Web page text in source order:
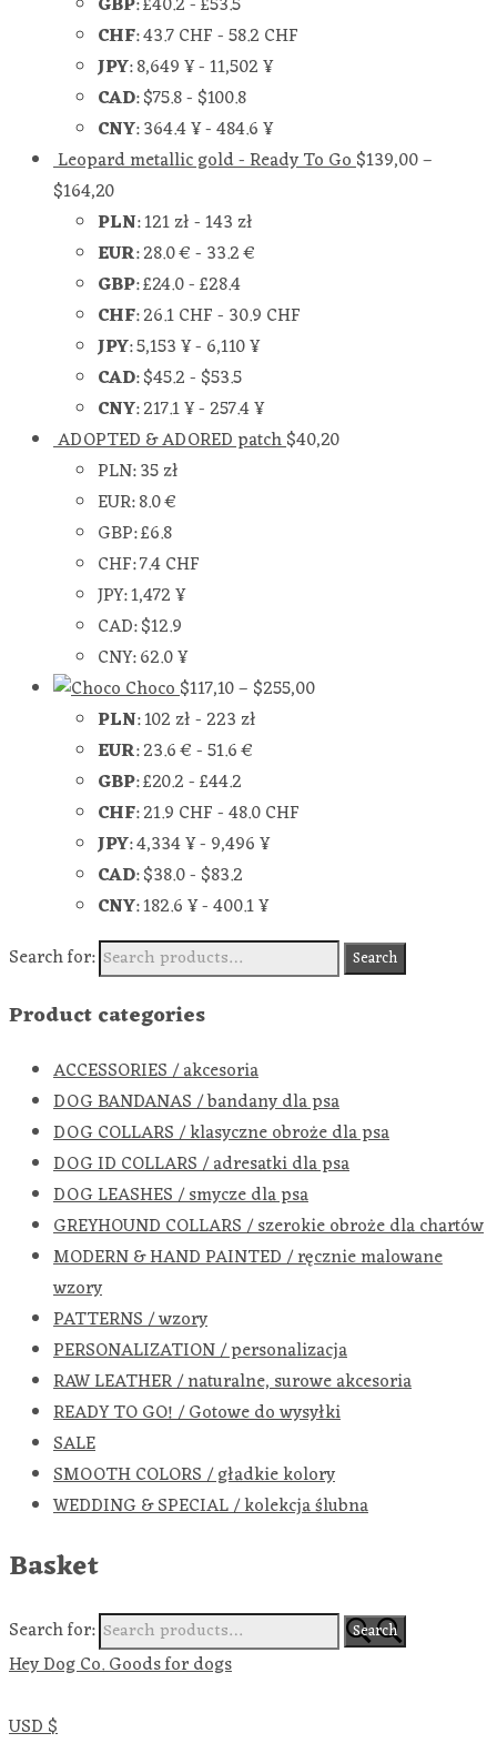
CHF:43.7 CHF-58.2 CHF
JPY:8,649 ¥-11,502 ¥
CAD:$75.8- $100.8
CNY:364.4 ¥-484.6 ¥
Leopard metallic gold - Ready To Go$139,00–
$164,20
PLN:121 zł-143 zł
EUR:28.0 €- 33.2 €
GBP:£24.0-£28.4
CHF:26.1 CHF- 30.9 CHF
JPY:5,153 ¥- 6,110 ¥
CAD:$45.2- $53.5
CNY:217.1 ¥- 257.4 ¥
ADOPTED & ADORED patch$40,20
PLN:35 zł
EUR:8.0 €
GBP:£6.8
CHF:7.4 CHF
JPY:1,472 ¥
CAD:$12.9
CNY:62.0 ¥
Choco$117,10– $255,00
PLN:102 zł- 223 zł
EUR:23.6 €-51.6 €
GBP:£20.2-£44.2
CHF:21.9 CHF-48.0 CHF
JPY:4,334 ¥- 9,496 ¥
CAD:$38.0- $83.2
CNY:182.6 ¥-400.1 ¥
Search for:
Search
Product categories
ACCESSORIES / akcesoria
DOG BANDANAS / bandany dla psa
DOG COLLARS / klasyczne obroże dla psa
DOG ID COLLARS / adresatki dla psa
DOG LEASHES / smycze dla psa
GREYHOUND COLLARS / szerokie obroże dla chartów
MODERN & HAND PAINTED / ręcznie malowane
wzory
PATTERNS / wzory
PERSONALIZATION / personalizacja
RAW LEATHER / naturalne, surowe akcesoria
READY TO GO! / Gotowe do wysyłki
SALE
SMOOTH COLORS / gładkie kolory
WEDDING & SPECIAL / kolekcja ślubna
Basket
Search for: Search
Hey Dog Co. Goods for dogs
USD $